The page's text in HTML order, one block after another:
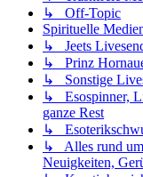
↳ Off-Topic
Spirituelle
↳ Jeets
↳ Prinz
↳ Sonstige
↳ Esospinner,
ganze Rest
↳
↳ Alles rund um
Neuigkeiten,